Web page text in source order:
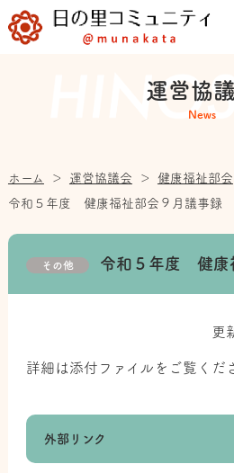
運営協
News
ホーム ＞ 運営協議会 ＞ 健康福祉部会
令和５年度 健康福祉部会９月議事録
その他 令和５年度 健康
更
詳細は添付ファイルをご覧くだ
外部リンク